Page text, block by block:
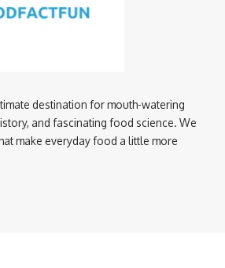
destination for mouth-watering
and fascinating food science. We
make everyday food a little more